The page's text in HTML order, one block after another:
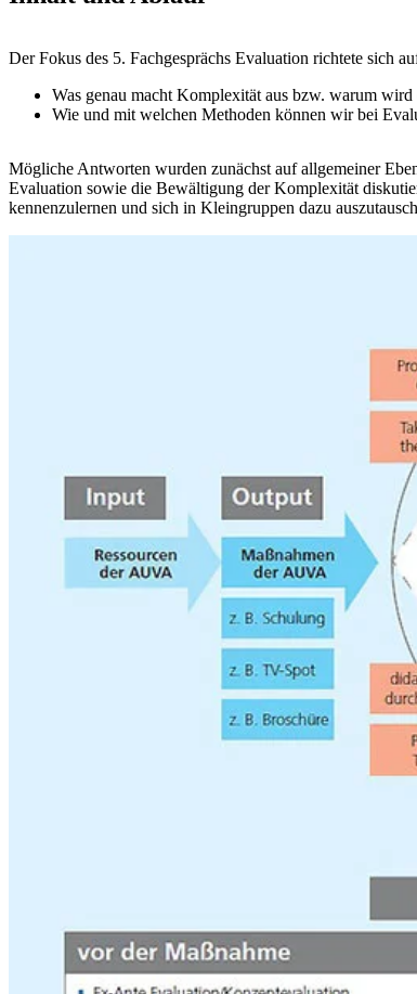
Der Fokus des 5. Fachgesprächs Evaluation richtete sich
Was genau macht Komplexität aus bzw. warum
Wie und mit welchen Methoden können wir bei
Mögliche Antworten wurden zunächst auf allgemeiner
Evaluation sowie die Bewältigung der Komplexität
kennenzulernen und sich in Kleingruppen dazu